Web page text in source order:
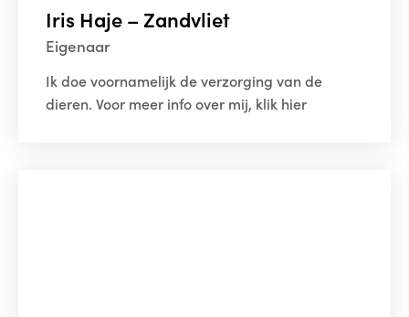
Iris Haje – Zandvliet
Eigenaar
Ik doe voornamelijk de verzorging van de
dieren. Voor meer info over mij, klik hier